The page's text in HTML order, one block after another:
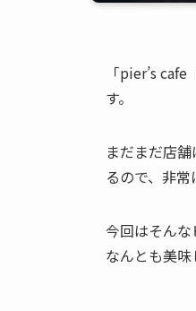
「pier’s
す。
まだまだ店
るので、非常
今回はそんな
なんとも美味